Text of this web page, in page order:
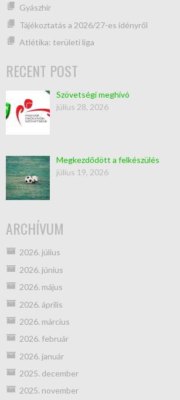
Gyászhír
Tájékoztatás a 2026/27-es idényről
Atlétika: területi liga
RECENT POST
Szövetségi meghívó
július 28, 2026
Megkezdődött a felkészülés
július 19, 2026
ARCHÍVUM
2026. július
2026. június
2026. május
2026. április
2026. március
2026. február
2026. január
2025. december
2025. november